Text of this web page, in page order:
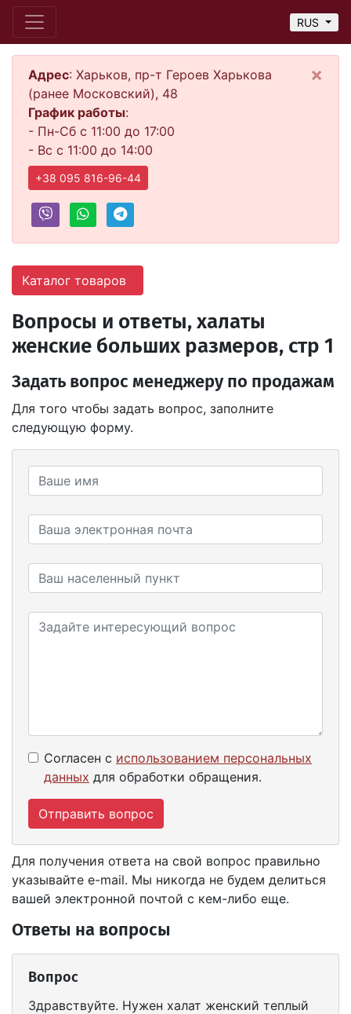
RUS
Адрес: Харьков, пр-т Героев Харькова
(ранее Московский), 48
График работы:
- Пн-Сб с 11:00 до 17:00
- Вс с 11:00 до 14:00
+38 095 816-96-44
×
Каталог товаров
Вопросы и ответы, халаты
женские больших размеров, стр 1
Задать вопрос менеджеру по продажам
Для того чтобы задать вопрос, заполните
следующую форму.
Согласен с использованием персональных
данных для обработки обращения.
Отправить вопрос
Для получения ответа на свой вопрос правильно
указывайте e-mail. Мы никогда не будем делиться
вашей электронной почтой с кем-либо еще.
Ответы на вопросы
Вопрос
Здравствуйте. Нужен халат женский теплый